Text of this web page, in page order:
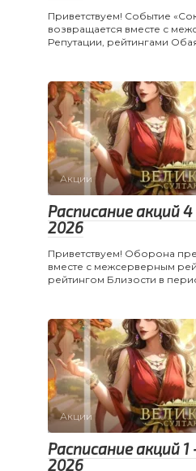
Приветствуем! Событие
возвращается вместе с
Репутации, рейтингами
Акции
Расписание акций
2026
Приветствуем! Оборона
вместе с межсерверным
рейтингом Близости в
Акции
Расписание акций
2026